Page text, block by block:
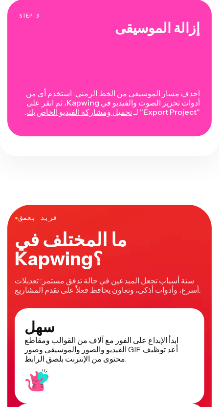
STEP 3
إزالة الموسيقى
احذف مسار الموسيقى من الخط الزمني. استخدم أي من
أدوات تحرير الصوت والفيديو في Kapwing، ثم انقر على
"Export Project" لـ
تحميل ومشاركة الفيديو الخاص بك.
●فريد بعمق
ما المختلف في
Kapwing؟
ستة أسباب تجعل المبدعين في حالة تدفق مستمر: تعديلات
أسرع، وأدوات أذكى، وتعاون يحافظ فعلاً على تقدم المشاريع.
سهل
ابدأ الإبداع على الفور مع آلاف من القوالب ومقاطع
الفيديو والصور والموسيقى وصور GIF. أعد توظيف